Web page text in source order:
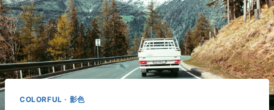
COLORFUL · 影色